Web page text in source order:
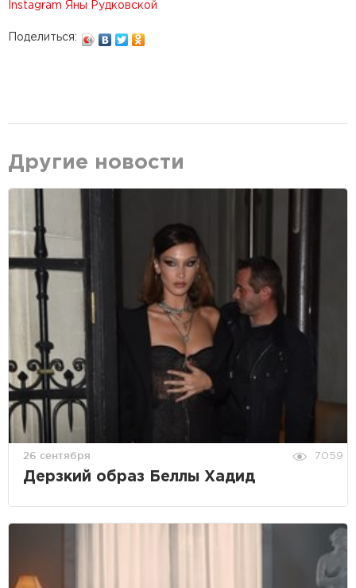
Instagram Яны Рудковской
Поделиться:
Другие новости
26 сентября 7059
Дерзкий образ Беллы Хадид